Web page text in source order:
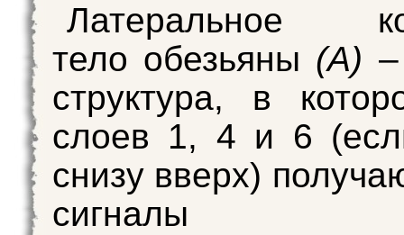
Латеральное
тело обезьяны (А)
структура, в
слоев 1, 4 и 6
снизу вверх)